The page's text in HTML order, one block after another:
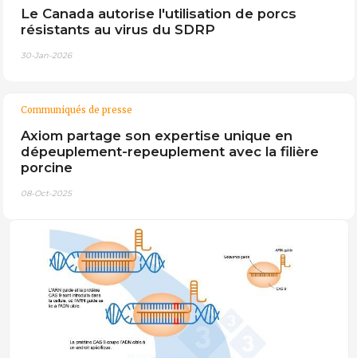
Le Canada autorise l'utilisation de porcs
résistants au virus du SDRP
30-Jan-2026
Communiqués de presse
Axiom partage son expertise unique en
dépeuplement-repeuplement avec la filière
porcine
08-Oct-2025